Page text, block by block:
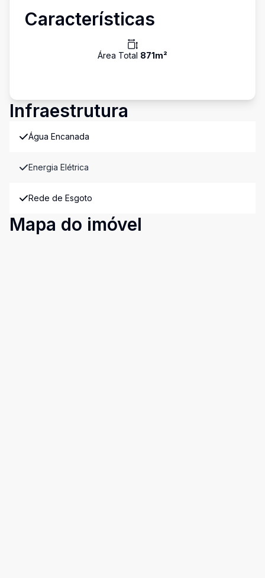
Características
Área Total 871m²
Infraestrutura
Água Encanada
Energia Elétrica
Rede de Esgoto
Mapa do imóvel